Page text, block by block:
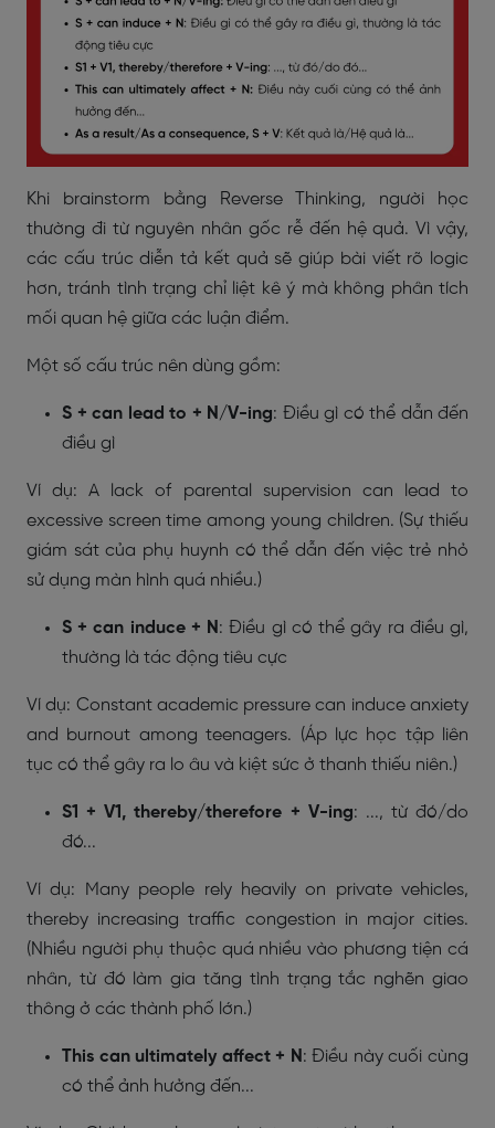
Khi brainstorm bằng Reverse Thinking, người học
thường đi từ nguyên nhân gốc rễ đến hệ quả. Vì vậy,
các cấu trúc diễn tả kết quả sẽ giúp bài viết rõ logic
hơn, tránh tình trạng chỉ liệt kê ý mà không phân tích
mối quan hệ giữa các luận điểm.
Một số cấu trúc nên dùng gồm:
S + can lead to + N/V-ing: Điều gì có thể dẫn đến
điều gì
Ví dụ: A lack of parental supervision can lead to
excessive screen time among young children. (Sự thiếu
giám sát của phụ huynh có thể dẫn đến việc trẻ nhỏ
sử dụng màn hình quá nhiều.)
S + can induce + N : Điều gì có thể gây ra điều gì,
thường là tác động tiêu cực
Ví dụ: Constant academic pressure can induce anxiety
and burnout among teenagers. (Áp lực học tập liên
tục có thể gây ra lo âu và kiệt sức ở thanh thiếu niên.)
S1 + V1, thereby/therefore + V-ing: ..., từ đó/do
đó...
Ví dụ: Many people rely heavily on private vehicles,
thereby increasing traffic congestion in major cities.
(Nhiều người phụ thuộc quá nhiều vào phương tiện cá
nhân, từ đó làm gia tăng tình trạng tắc nghẽn giao
thông ở các thành phố lớn.)
This can ultimately affect + N : Điều này cuối cùng
có thể ảnh hưởng đến...